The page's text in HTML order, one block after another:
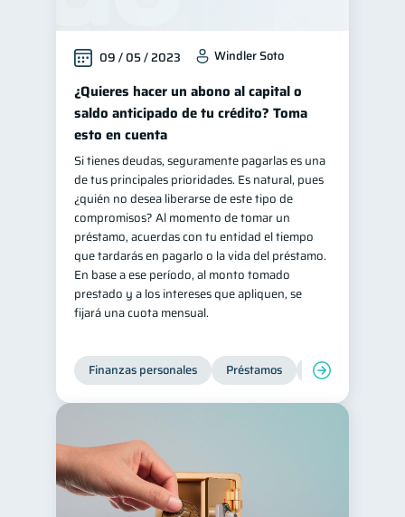
09 / 05 / 2023 Windler Soto
¿Quieres hacer un abono al capital o
saldo anticipado de tu crédito? Toma
esto en cuenta
Si tienes deudas, seguramente pagarlas es una
de tus principales prioridades. Es natural, pues
¿quién no desea liberarse de este tipo de
compromisos? Al momento de tomar un
préstamo, acuerdas con tu entidad el tiempo
que tardarás en pagarlo o la vida del préstamo.
En base a ese período, al monto tomado
prestado y a los intereses que apliquen, se
fijará una cuota mensual.
Finanzas personales Préstamos Productos